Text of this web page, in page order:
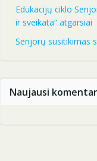
Edukacijų ciklo
ir sveikata“ atgarsiai
Senjorų susitikimas
Naujausi